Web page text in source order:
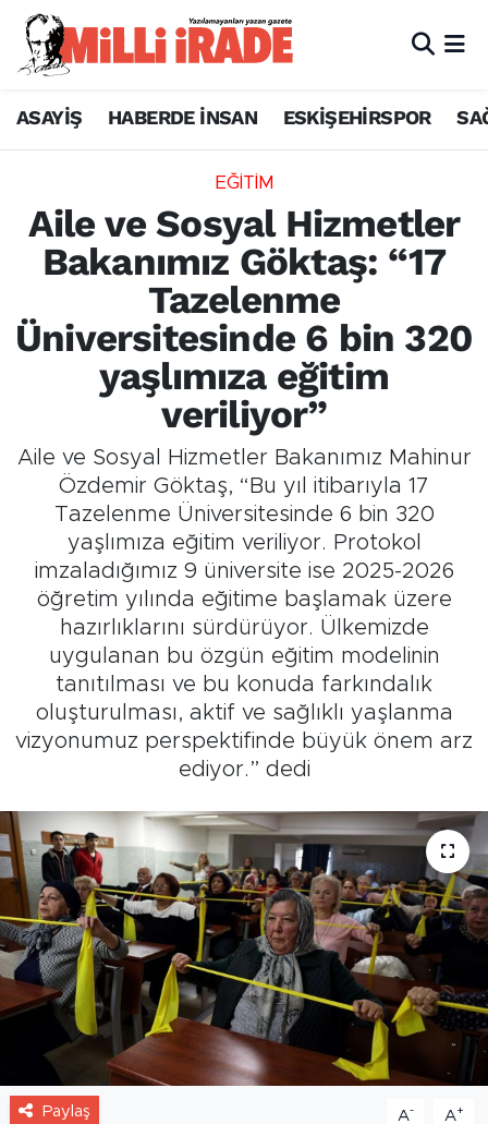
ASAYİŞ HABERDE İNSAN ESKİŞEHİRSPOR
EĞİTİM
Aile ve Sosyal Hizmetler
Bakanımız Göktaş: “17
Tazelenme
Üniversitesinde 6 bin 320
yaşlımıza eğitim
veriliyor”
Aile ve Sosyal Hizmetler Bakanımız Mahinur
Özdemir Göktaş, “Bu yıl itibarıyla 17
Tazelenme Üniversitesinde 6 bin 320
yaşlımıza eğitim veriliyor. Protokol
imzaladığımız 9 üniversite ise 2025-2026
öğretim yılında eğitime başlamak üzere
hazırlıklarını sürdürüyor. Ülkemizde
uygulanan bu özgün eğitim modelinin
tanıtılması ve bu konuda farkındalık
oluşturulması, aktif ve sağlıklı yaşlanma
vizyonumuz perspektifinde büyük önem arz
ediyor.” dedi
Paylaş A- A+